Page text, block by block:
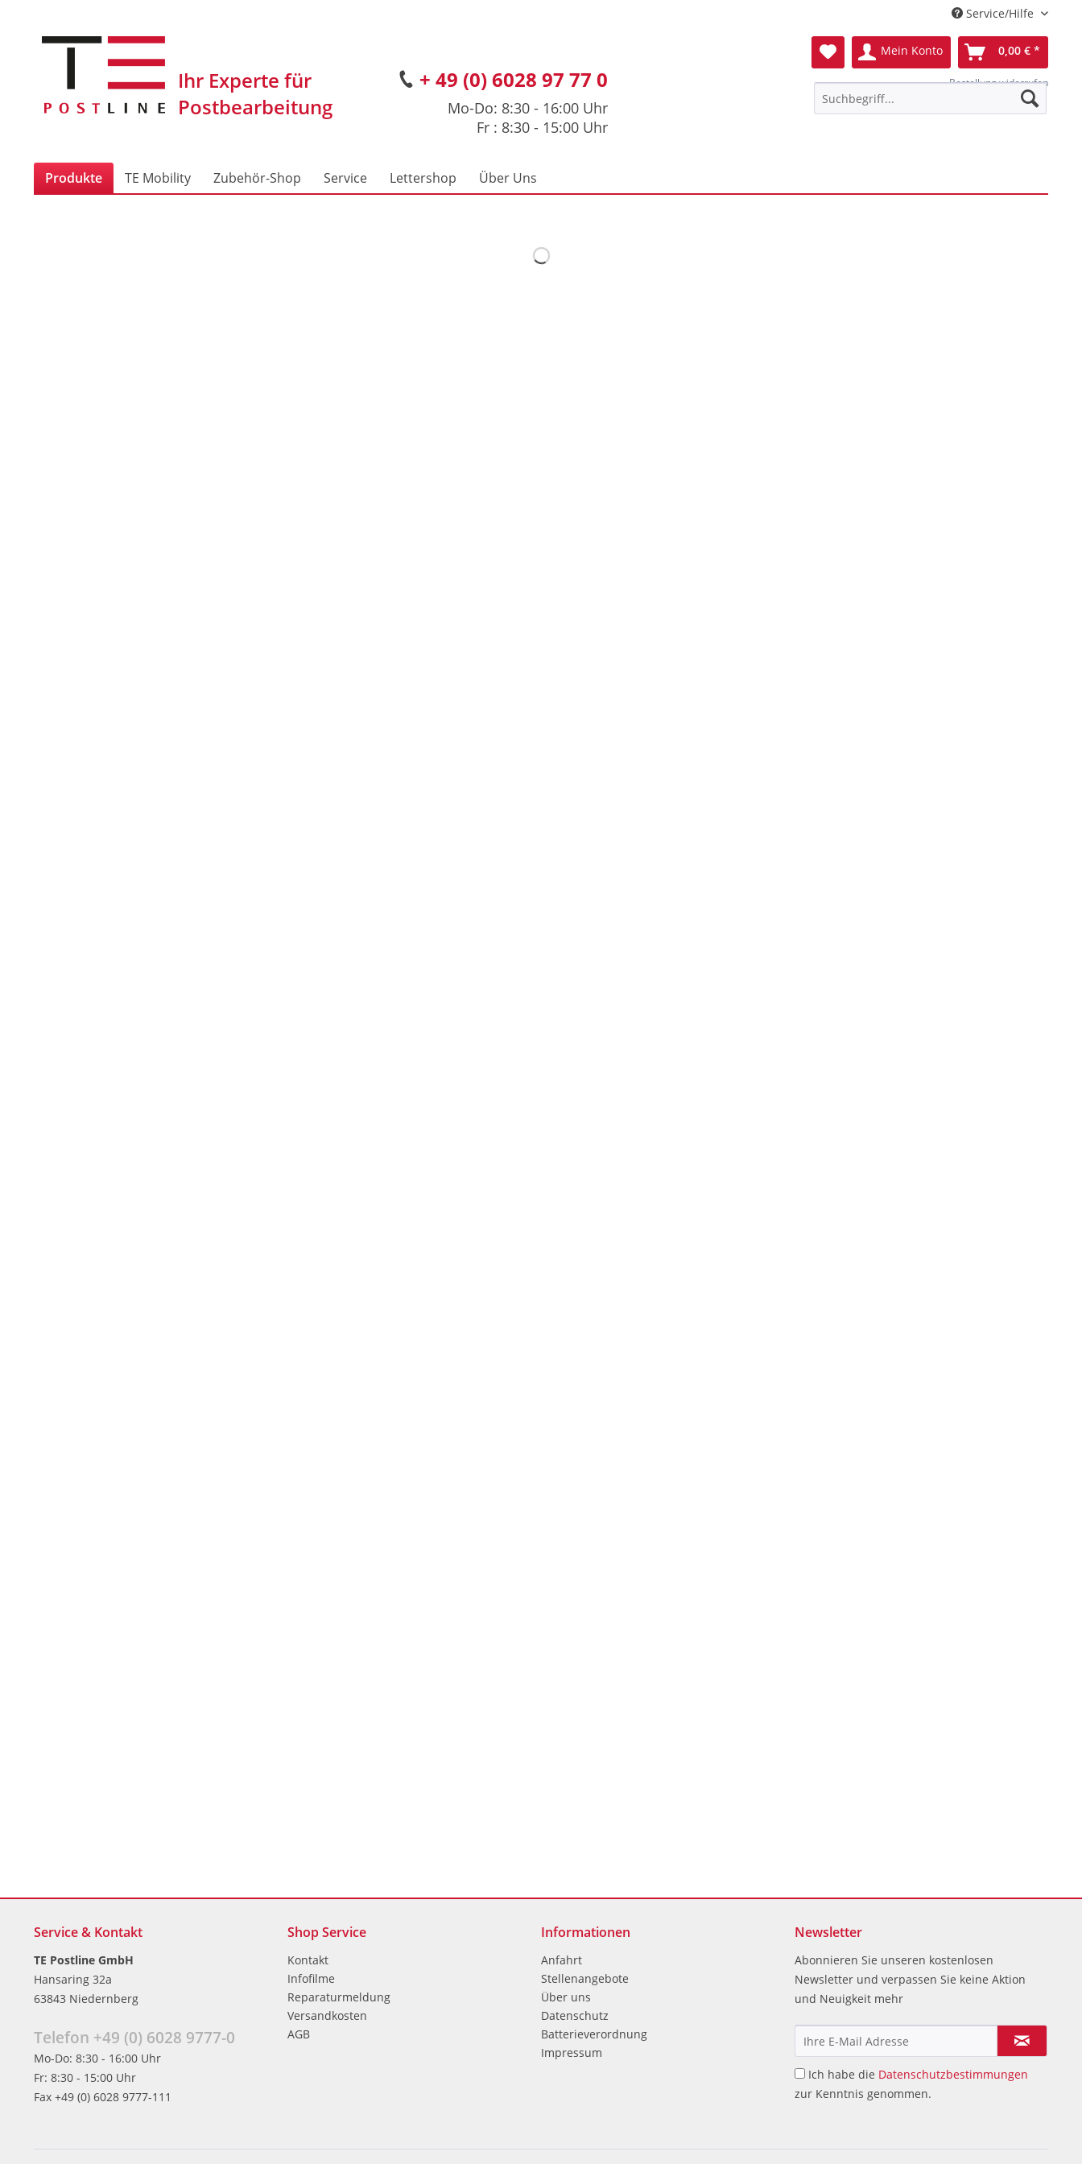
Service/Hilfe
+ 49 (0) 6028 97 77 0
Mo-Do: 8:30 - 16:00 Uhr
Fr : 8:30 - 15:00 Uhr
Mein Konto 0,00 € *
Bestellung widerrufen
Produkte TE Mobility Zubehör-Shop Service Lettershop Über Uns
Service & Kontakt
TE Postline GmbH
Hansaring 32a
63843 Niedernberg
Telefon +49 (0) 6028 9777-0
Mo-Do: 8:30 - 16:00 Uhr
Fr: 8:30 - 15:00 Uhr
Fax +49 (0) 6028 9777-111
Shop Service
Kontakt
Infofilme
Reparaturmeldung
Versandkosten
AGB
Informationen
Anfahrt
Stellenangebote
Über uns
Datenschutz
Batterieverordnung
Impressum
Newsletter
Abonnieren Sie unseren kostenlosen
Newsletter und verpassen Sie keine Aktion
und Neuigkeit mehr
Ich habe die Datenschutzbestimmungen
zur Kenntnis genommen.